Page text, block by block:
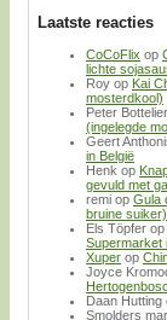
Laatste reacties
CoCoFlix op
lichte
Roy op Kai
mosterdkool)
Peter Bottelier
(ingelegde
Geert
in België
Henk op
gevuld met
remi op Gula
bruine suiker)
Els Töpfer op
Supermarket
Xuper op
Joyce
Daan Hutting
Smolders